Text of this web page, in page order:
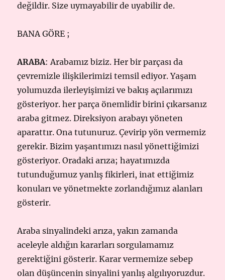
değildir. Size uymayabilir de uyabilir de.
BANA GÖRE ;
ARABA: Arabamız biziz. Her bir parçası da
çevremizle ilişkilerimizi temsil ediyor. Yaşam
yolumuzda ilerleyişimizi ve bakış açılarımızı
gösteriyor. her parça önemlidir birini çıkarsanız
araba gitmez. Direksiyon arabayı yöneten
aparattır. Ona tutunuruz. Çevirip yön vermemiz
gerekir. Bizim yaşantımızı nasıl yönettiğimizi
gösteriyor. Oradaki arıza; hayatımızda
tutunduğumuz yanlış fikirleri, inat ettiğimiz
konuları ve yönetmekte zorlandığımız alanları
gösterir.
Araba sinyalindeki arıza, yakın zamanda
aceleyle aldığın kararları sorgulamamız
gerektiğini gösterir. Karar vermemize sebep
olan düşüncenin sinyalini yanlış algılıyoruzdur.